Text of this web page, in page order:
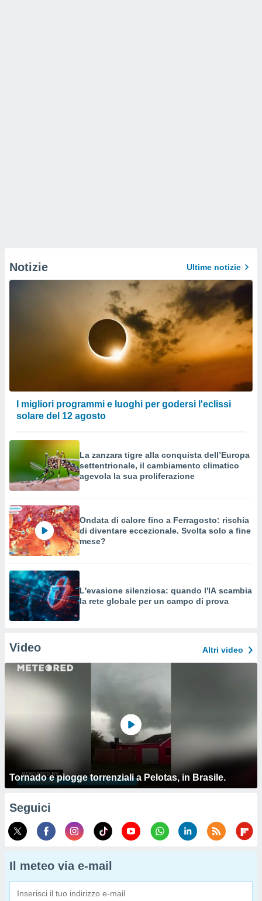
Notizie Ultime notizie
I migliori programmi e luoghi per godersi l'eclissi
solare del 12 agosto
La zanzara tigre alla conquista dell’Europa
settentrionale, il cambiamento climatico
agevola la sua proliferazione
Ondata di calore fino a Ferragosto: rischia
di diventare eccezionale. Svolta solo a fine
mese?
L'evasione silenziosa: quando l'IA scambia
la rete globale per un campo di prova
Video Altri video
Tornado e piogge torrenziali a Pelotas, in Brasile.
Seguici
Il meteo via e-mail